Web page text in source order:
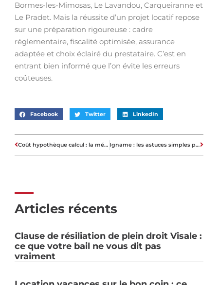
Bormes-les-Mimosas, Le Lavandou, Carqueiranne et
Le Pradet. Mais la réussite d’un projet locatif repose
sur une préparation rigoureuse : cadre
réglementaire, fiscalité optimisée, assurance
adaptée et choix éclairé du prestataire. C’est en
entrant bien informé que l’on évite les erreurs
coûteuses.
Facebook Twitter LinkedIn
Coût hypothèque calcul : la méthode fiable pour évaluer vos frais Igname : les astuces simples pour bien la choisir et la préparer
Articles récents
Clause de résiliation de plein droit Visale :
ce que votre bail ne vous dit pas
vraiment